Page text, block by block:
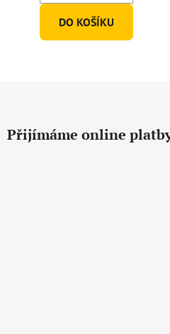
DO KOŠÍKU
Přijímáme online